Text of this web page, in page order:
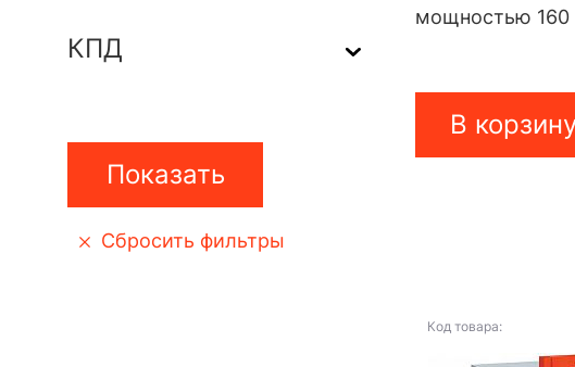
КПД
Сбросить фильтры
мощностью 160
В
Код товара: